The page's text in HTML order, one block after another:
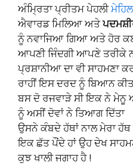
ਅੰਮ੍ਰਿਤਾ ਪ੍ਰੀਤਮ ਪੇਹਲੀ
ਐਵਾਰਡ ਮਿਲਿਆ ਅਤੇ
ਨੂੰ ਨਵਾਜਿਆ ਗਿਆ ਅਤੇ ਹੋਰ
ਆਪਣੀ ਜਿੰਦਗੀ ਆਪਣੇ ਤਰੀਕੇ
ਪ੍ਰਸ਼ਾਨੀਆ ਦਾ ਵੀ ਸਾਹਮਣਾ
ਰਾਹੀਂ ਇਸ ਦਰਦ ਨੂੰ ਬਿਆਨ
ਬਸ ਦੋ ਰਜਵਾੜੇ ਸੀ ਇਕ ਨੇ
ਨੂੰ ਅਸੀਂ ਦੋਵਾਂ ਨੇ ਤਿਆਗ ਦਿੱਤਾ
ਉਸਨੇ ਕੰਬਦੇ ਹੱਥਾਂ ਨਾਲ ਮੇਰਾ
ਇਕ ਛੱਤ ਪੌਂਦੇ ਹਾਂ ਉਹ ਦੇਖ
ਕੁਝ ਖਾਲੀ ਜਗਾਹ ਹੈ !